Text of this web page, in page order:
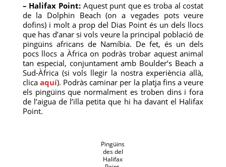
– Halifax Point: Aquest punt que es troba al costat
de la Dolphin Beach (on a vegades pots veure
dofins) i molt a prop del Dias Point és un dels llocs
que has d’anar si vols veure la principal població de
pingüins africans de Namíbia. De fet, és un dels
pocs llocs a Àfrica on podràs trobar aquest animal
tan especial, conjuntament amb Boulder’s Beach a
Sud-Àfrica (si vols llegir la nostra experiència allà,
clica aquí). Podràs caminar per la platja fins a veure
els pingüins que normalment es troben dins i fora
de l’aigua de l’illa petita que hi ha davant el Halifax
Point.
Pingüins
des del
Halifax